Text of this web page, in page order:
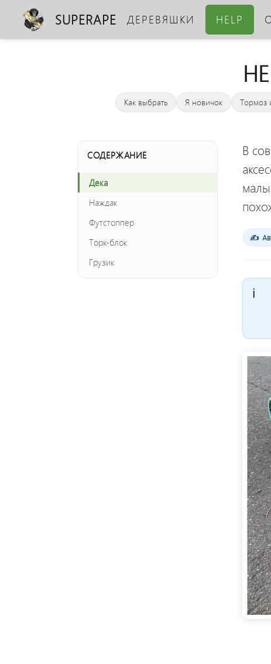
SUPERAPE ДЕРЕВЯШКИ HELP
Как выбрать Я новичок Тормоз
СОДЕРЖАНИЕ
Дека
Наждак
Футстоппер
Торк-блок
Грузик
В
✍️